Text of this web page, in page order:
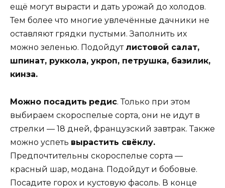
ещё могут вырасти и дать урожай до холодов.
Тем более что многие увлечённые дачники не
оставляют грядки пустыми. Заполнить их
можно зеленью. Подойдут листовой салат,
шпинат, руккола, укроп, петрушка, базилик,
кинза.
Можно посадить редис. Только при этом
выбираем скороспелые сорта, они не идут в
стрелки — 18 дней, французский завтрак. Также
можно успеть вырастить свёклу.
Предпочтительны скороспелые сорта —
красный шар, модана. Подойдут и бобовые.
Посадите горох и кустовую фасоль. В конце